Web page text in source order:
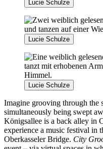
Lucie Schulze
Lucie Schulze
Lucie Schulze
Imagine grooving through the
simultaneously being swept
Königsallee is a back alley in
experience a music festival in
Oberkasseler Bridge. City